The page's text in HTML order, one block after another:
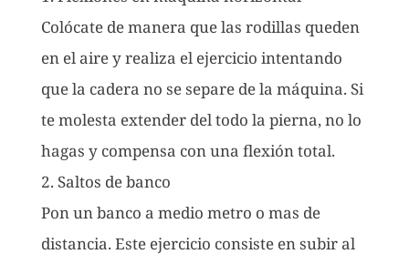
Colócate de manera que las rodillas queden
en el aire y realiza el ejercicio intentando
que la cadera no se separe de la máquina. Si
te molesta extender del todo la pierna, no lo
hagas y compensa con una flexión total.
2. Saltos de banco
Pon un banco a medio metro o mas de
distancia. Este ejercicio consiste en subir al